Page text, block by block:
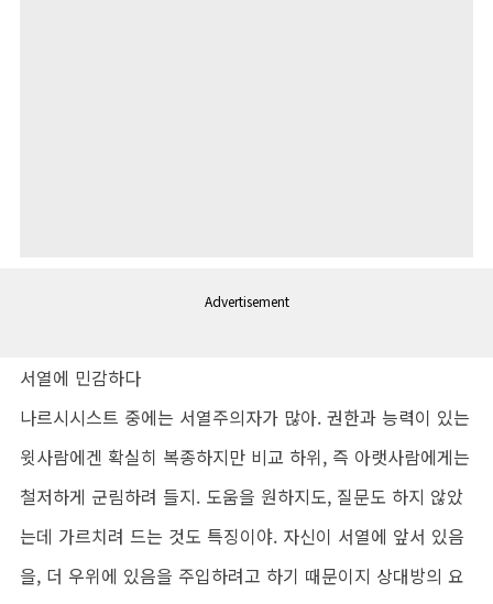
Advertisement
서열에 민감하다
나르시시스트 중에는 서열주의자가 많아. 권한과 능력이 있는
윗사람에겐 확실히 복종하지만 비교 하위, 즉 아랫사람에게는
철저하게 군림하려 들지. 도움을 원하지도, 질문도 하지 않았
는데 가르치려 드는 것도 특징이야. 자신이 서열에 앞서 있음
을, 더 우위에 있음을 주입하려고 하기 때문이지 상대방의 요